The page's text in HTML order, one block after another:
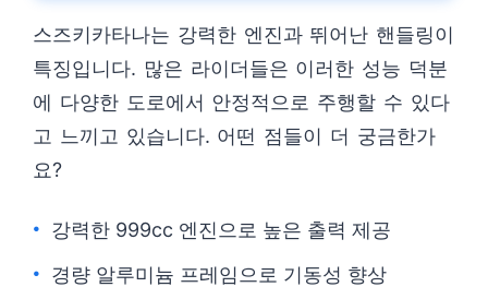
스즈키카타나는 강력한 엔진과 뛰어난 핸들링이
특징입니다. 많은 라이더들은 이러한 성능 덕분
에 다양한 도로에서 안정적으로 주행할 수 있다
고 느끼고 있습니다. 어떤 점들이 더 궁금한가
요?
강력한 999cc 엔진으로 높은 출력 제공
경량 알루미늄 프레임으로 기동성 향상